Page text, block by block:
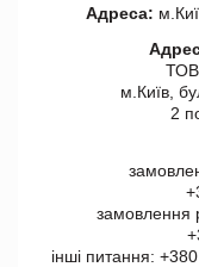
Адреса:
ТОВ
м.Київ,
2
замовлення
інші питання: